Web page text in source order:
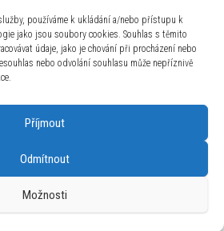
používáme k ukládání a/nebo přístupu k
jako jsou soubory cookies. Souhlas s těmito
údaje, jako je chování při procházení nebo
nebo odvolání souhlasu může nepříznivě
Příjmout
Odmítnout
Možnosti
Constant Runabout Automatic Limited
303RMLN5B6
228/3 Praha 4 IČ: 26454424